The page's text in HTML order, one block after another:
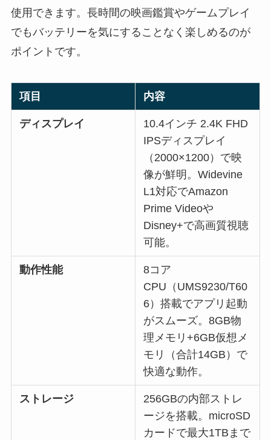
使用できます。長時間の映画鑑賞やゲームプレイ
でもバッテリーを気にすることなく楽しめるのが
ポイントです。
項目 内容
ディスプレイ
10.4インチ 2.4K FHD
IPSディスプレイ
（2000×1200）で映
像が鮮明。Widevine
L1対応でAmazon
Prime Videoや
Disney+で高画質視聴
可能。
動作性能
8コア
CPU（UMS9230/T60
6）搭載でアプリ起動
がスムーズ。8GB物
理メモリ+6GB仮想メ
モリ（合計14GB）で
快適な動作。
ストレージ
256GBの内部ストレ
ージを搭載。microSD
カードで最大1TBまで